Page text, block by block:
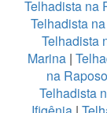
Telhadista na
Telhadista
Telhadista
Marina |
na
Telhadista